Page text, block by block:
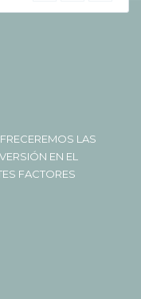
LAS
EN EL
FACTORES